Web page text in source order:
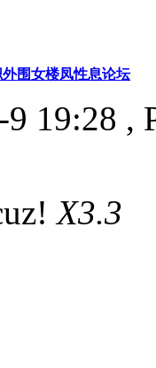
围女楼凤性息论坛
19:28 ,
X3.3